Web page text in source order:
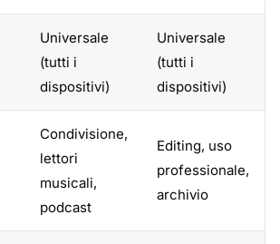
Universale
(tutti i
dispositivi)
Universale
(tutti i
dispositivi)
Condivisione,
lettori
musicali,
podcast
Editing, uso
professionale,
archivio